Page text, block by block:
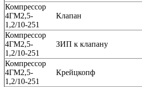
Компрессор
4ГМ2,5-
1,2/10-251
Клапан
Компрессор
4ГМ2,5-
1,2/10-251
ЗИП к клапану
Компрессор
4ГМ2,5-
1,2/10-251
Крейцкопф